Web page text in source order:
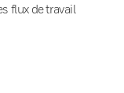
flux de travail